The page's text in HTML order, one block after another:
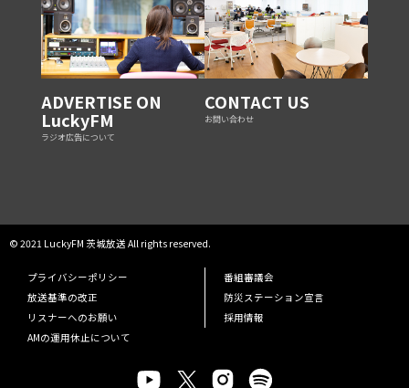
ADVERTISE ON
LuckyFM
ラジオ広告について
CONTACT US
お問い合わせ
© 2021 LuckyFM 茨城放送 All rights reserved.
プライバシーポリシー
番組審議会
放送基準の改正
防災ステーション宣言
リスナーへのお願い
採用情報
AMの運用休止について